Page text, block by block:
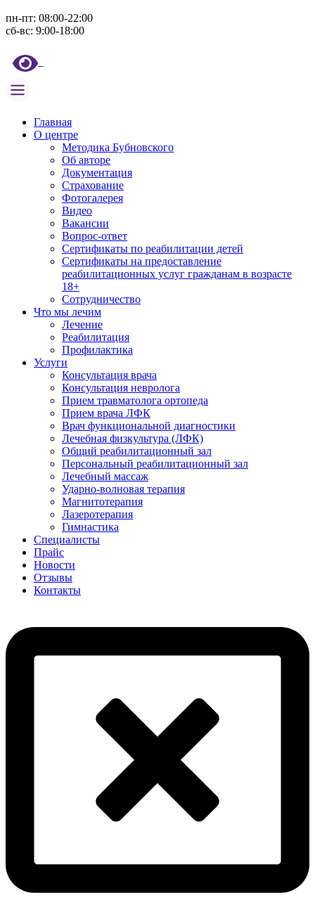
пн-пт: 08:00-22:00
сб-вс: 9:00-18:00
Главная
О центре
Методика Бубновского
Об авторе
Документация
Страхование
Фотогалерея
Видео
Вакансии
Вопрос-ответ
Сертификаты по реабилитации детей
Сертификаты на предоставление
реабилитационных услуг гражданам в возрасте
18+
Сотрудничество
Что мы лечим
Лечение
Реабилитация
Профилактика
Услуги
Консультация врача
Консультация невролога
Прием травматолога ортопеда
Прием врача ЛФК
Врач функциональной диагностики
Лечебная физкультура (ЛФК)
Общий реабилитационный зал
Персональный реабилитационный зал
Лечебный массаж
Ударно-волновая терапия
Магнитотерапия
Лазеротерапия
Гимнастика
Специалисты
Прайс
Новости
Отзывы
Контакты